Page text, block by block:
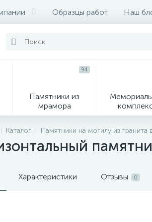
Образцы работ Наш
Памятники из
мрамора
94
Каталог Памятники на могилу из гранита
Характеристики Отзывы 0